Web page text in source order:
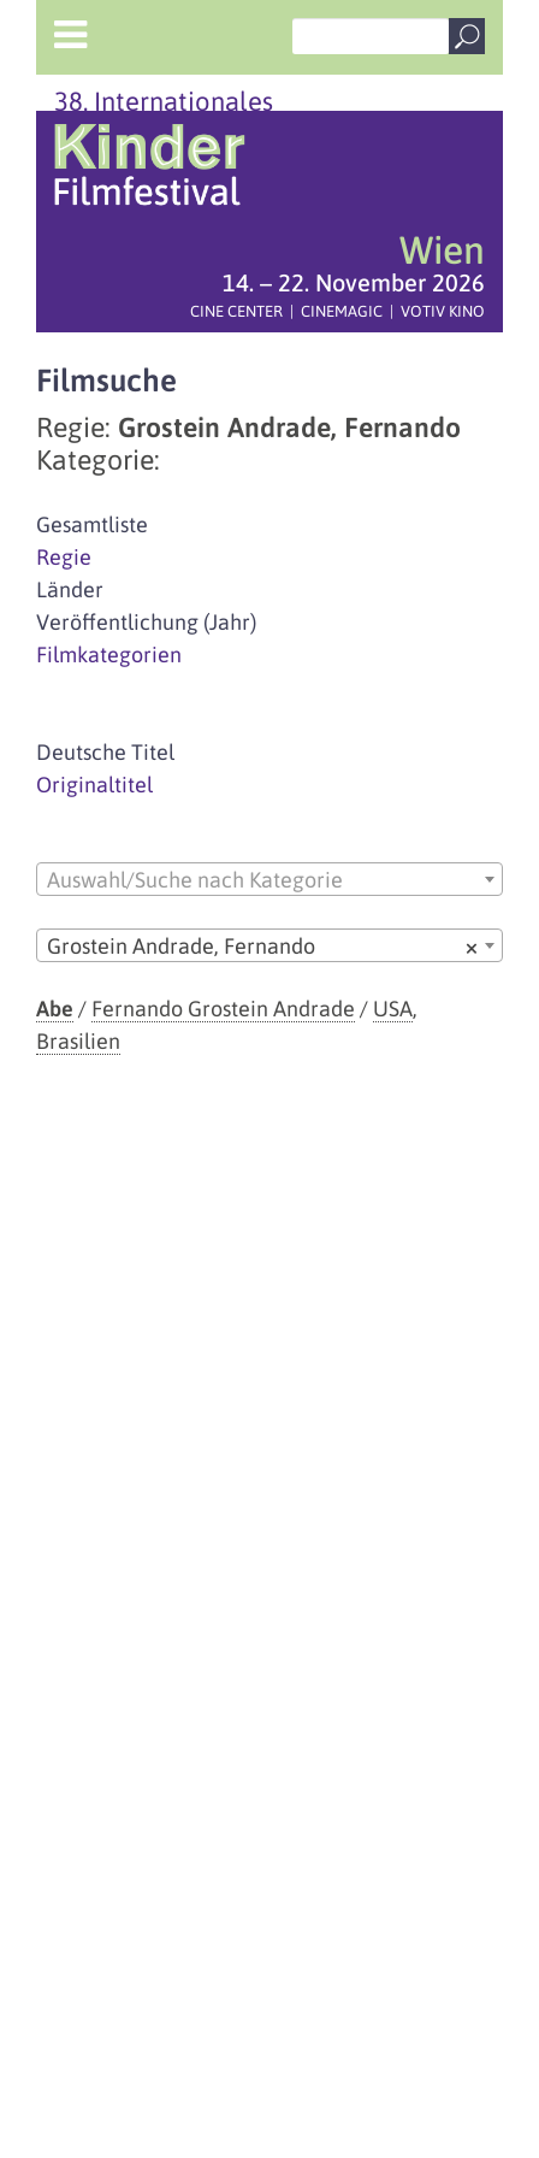
38. Internationales
Wien
14. – 22. November 2026
CINE CENTER | CINEMAGIC | VOTIV KINO
Filmsuche
Regie: Grostein Andrade, Fernando
Kategorie:
Gesamtliste
Regie
Länder
Veröffentlichung (Jahr)
Filmkategorien
Deutsche Titel
Originaltitel
Auswahl/Suche nach Kategorie
×
Grostein Andrade, Fernando
Abe / Fernando Grostein Andrade / USA,
Brasilien